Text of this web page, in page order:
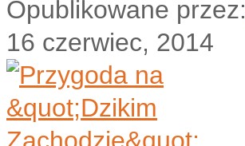
Opublikowane przez:
16 czerwiec, 2014